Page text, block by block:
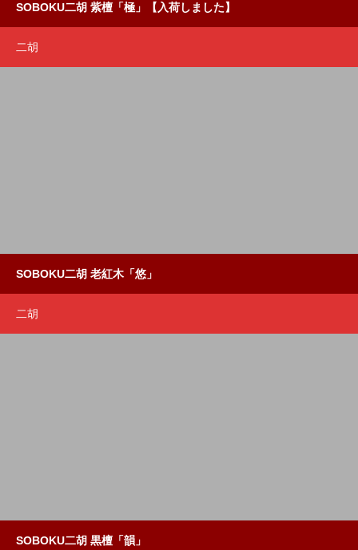
SOBOKU二胡 紫檀「極」【入荷しました】
二胡
SOBOKU二胡 老紅木「悠」
二胡
SOBOKU二胡 黒檀「韻」